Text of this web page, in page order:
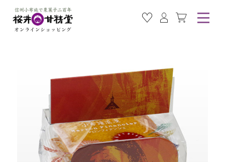
お気に入り商品
ログイン カート